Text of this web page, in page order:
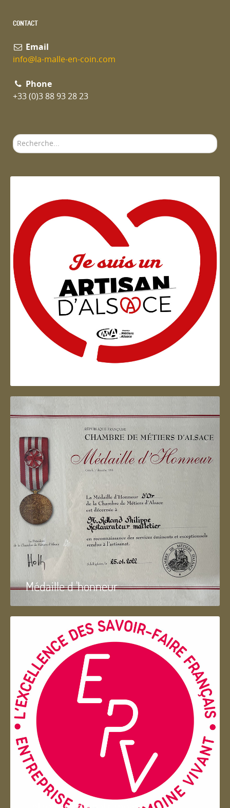
CONTACT
Email
info@la-malle-en-coin.com
Phone
+33 (0)3 88 93 28 23
Rechercher
Artisan d'Alsace
Médaille d 'honneur